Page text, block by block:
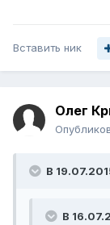
Вставить ник
Олег
В
В